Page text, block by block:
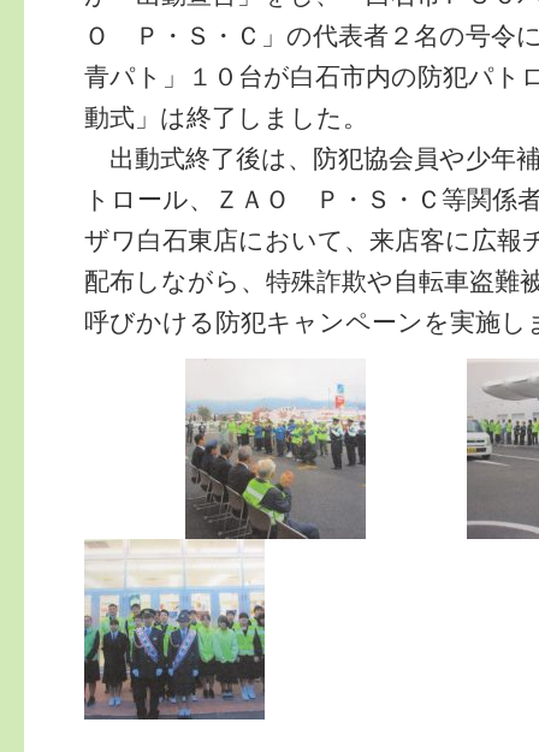
Ｏ Ｐ・Ｓ・Ｃ」の代表者２名の号令
青パト」１０台が白石市内の防犯パト
動式」は終了しました。
出動式終了後は、防犯協会員や少年
トロール、ＺＡＯ Ｐ・Ｓ・Ｃ等関係
ザワ白石東店において、来店客に広報
配布しながら、特殊詐欺や自転車盗難
呼びかける防犯キャンペーンを実施し